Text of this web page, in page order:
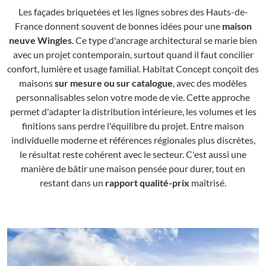
Les façades briquetées et les lignes sobres des Hauts-de-
France donnent souvent de bonnes idées pour une maison
neuve Wingles. Ce type d'ancrage architectural se marie bien
avec un projet contemporain, surtout quand il faut concilier
confort, lumière et usage familial. Habitat Concept conçoit des
maisonssur mesure ou sur catalogue, avec des modèles
personnalisables selon votre mode de vie. Cette approche
permet d'adapter la distribution intérieure, les volumes et les
finitions sans perdre l'équilibre du projet. Entre maison
individuelle moderne et références régionales plus discrètes,
le résultat reste cohérent avec le secteur. C'est aussi une
manière de bâtir une maison pensée pour durer, tout en
restant dans un rapport qualité-prix maîtrisé.